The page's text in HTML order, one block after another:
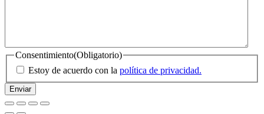
Consentimiento(Obligatorio)
Estoy de acuerdo con la política de privacidad.